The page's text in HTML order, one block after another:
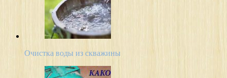
Очистка воды из скважины